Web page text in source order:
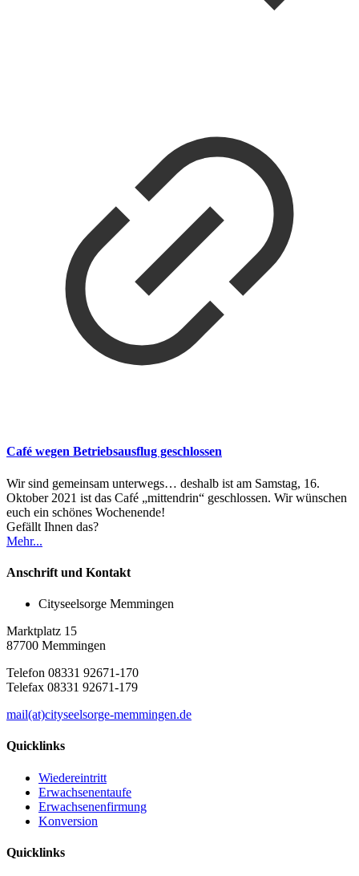
Café wegen Betriebsausflug geschlossen
Wir sind gemeinsam unterwegs… deshalb ist am Samstag, 16.
Oktober 2021 ist das Café „mittendrin“ geschlossen. Wir wünschen
euch ein schönes Wochenende!
Gefällt Ihnen das?
Mehr...
Anschrift und Kontakt
Cityseelsorge Memmingen
Marktplatz 15
87700 Memmingen
Telefon 08331 92671-170
Telefax 08331 92671-179
mail(at)cityseelsorge-memmingen.de
Quicklinks
Wiedereintritt
Erwachsenentaufe
Erwachsenenfirmung
Konversion
Quicklinks